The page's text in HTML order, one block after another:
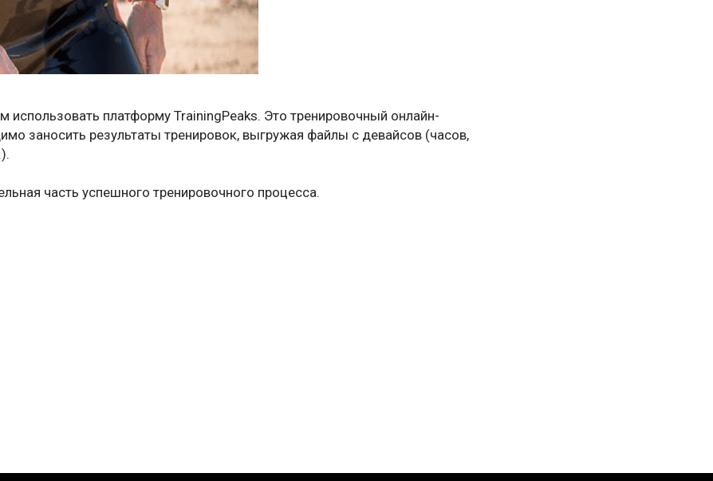
платформу TrainingPeaks. Это тренировочный онлайн-
заносить результаты тренировок, выгружая файлы с девайсов (часов,
часть успешного тренировочного процесса.